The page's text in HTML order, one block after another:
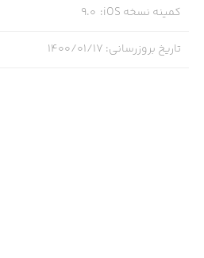
کمینه نسخه iOS :
9.0
تاریخ بروزرسانی: ۱۴۰۰/۰۱/۱۷